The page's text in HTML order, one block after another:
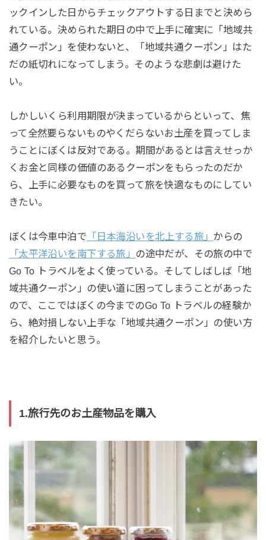
ックインした日からチェックアウトする日までと決めら
れている。決められた期日の中で上手に確実に「地域共
通クーポン」を使わないと、「地域共通クーポン」はた
だの紙切れになってしまう。そのような悲劇は避けた
い。
しかしいくら利用期限が決まっているからといって、焦
って全然要らないものやくだらないお土産を買ってしま
うことにぼくは反対である。期間があるとは言えせっか
くお金と同様の価値のあるクーポンをもらったのだか
ら、上手に必要なものを買って旅を快適なものにしてい
きたい。
ぼくは今車中泊で 「日本海沿いを北上する旅」 からの
「太平洋沿いを南下する旅」 の途中だが、その旅の中で
Go To トラベルをよく使っている。そしてしばしば「地
域共通クーポン」の使い道に困ってしまうことがあった
ので、ここではぼくの今までのGo To トラベルの経験か
ら、絶対損しない上手な「地域共通クーポン」の使い方
を紹介したいと思う。
1.旅行先のお土産物品を購入